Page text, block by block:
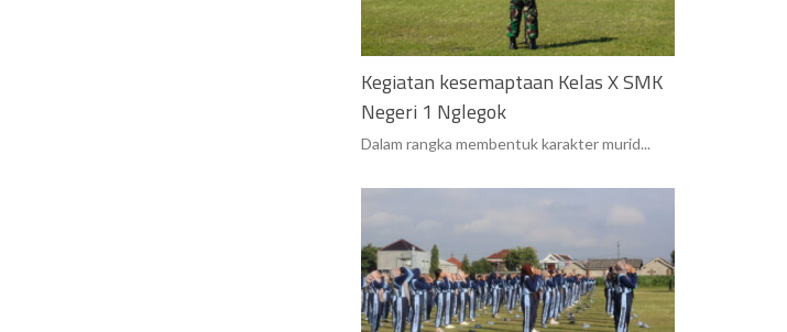
Kegiatan kesemaptaan Kelas X SMK
Negeri 1 Nglegok
Dalam rangka membentuk karakter murid...